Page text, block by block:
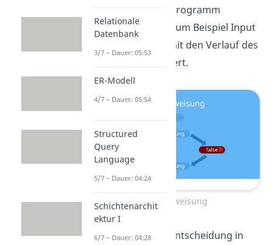
etwas Leben in ein Programm
bringen, indem sie zum Beispiel Input
verarbeitet und damit den Verlauf des
Programms verändert.
Java if-Anweisung
Und wie sieht eine Entscheidung in
Relationale
Datenbank
3/7 – Dauer: 05:53
ER-Modell
4/7 – Dauer: 05:54
Structured
Query
Language
5/7 – Dauer: 04:24
Schichtenarchit
ektur I
6/7 – Dauer: 04:28